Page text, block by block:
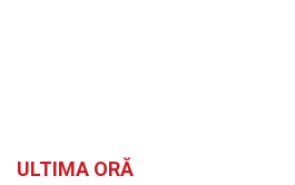
ULTIMA ORĂ